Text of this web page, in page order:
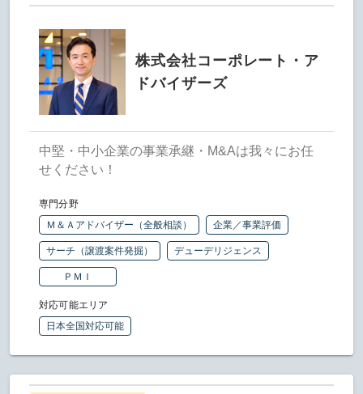
株式会社コーポレート・ア
ドバイザーズ
中堅・中小企業の事業承継・M&Aは我々にお任
せください！
専門分野
Ｍ＆Ａアドバイザー（全般相談）
企業／事業評価
サーチ（譲渡案件発掘） デューデリジェンス
ＰＭＩ
対応可能エリア
日本全国対応可能